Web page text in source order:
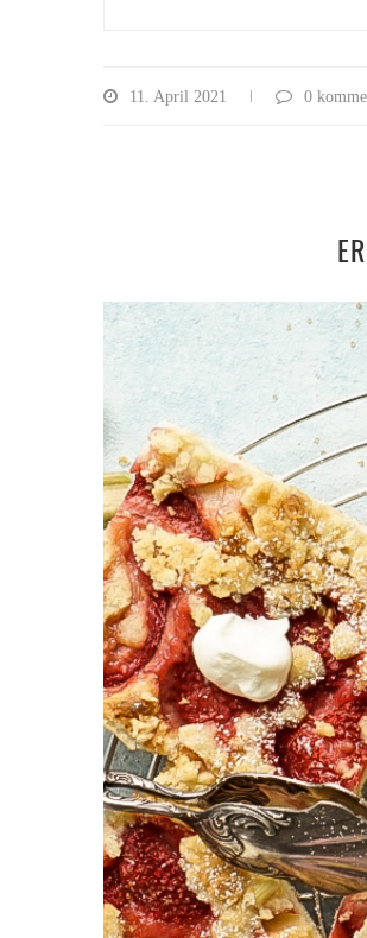
11. April 2021 0